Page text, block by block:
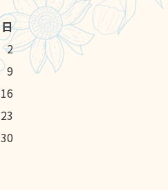
日
2
9
16
23
30